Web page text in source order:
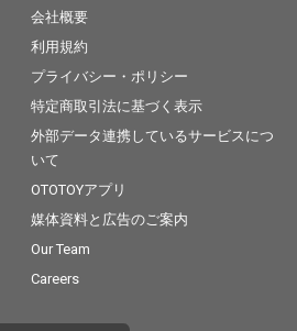
会社概要
利用規約
プライバシー・ポリシー
特定商取引法に基づく表示
外部データ連携しているサービスにつ
いて
OTOTOYアプリ
媒体資料と広告のご案内
Our Team
Careers